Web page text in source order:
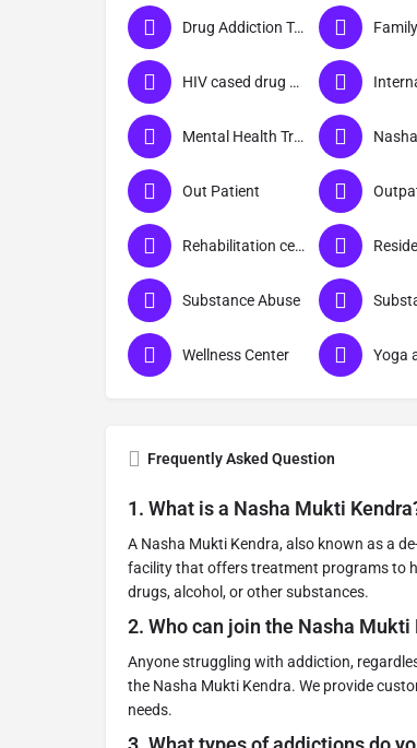
Drug Addiction Treatment
HIV cased drug addicts
Mental Health Treatment
Out Patient
Rehabilitation centre
Substance Abuse
Wellness Center
Frequently Asked Question
1. What is a Nasha Mukti
A Nasha Mukti Kendra, also known as a
facility that offers treatment programs to
drugs, alcohol, or other substances.
2. Who can join the Nasha Mukti
Anyone struggling with addiction,
the Nasha Mukti Kendra. We provide
needs.